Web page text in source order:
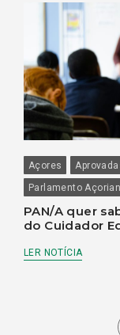
Açores
Parlamento
PAN/A quer
do Cuidador
LER NOTÍCIA